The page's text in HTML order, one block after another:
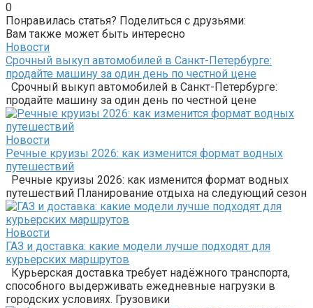
0
Понравилась статья? Поделиться с друзьями:
Вам также может быть интересно
Новости
Срочный выкуп автомобилей в Санкт-Петербурге:
продайте машину за один день по честной цене
Срочный выкуп автомобилей в Санкт-Петербурге:
продайте машину за один день по честной цене
Новости
Речные круизы 2026: как изменится формат водных
путешествий
Речные круизы 2026: как изменится формат водных
путешествий Планирование отдыха на следующий сезон
Новости
ГАЗ и доставка: какие модели лучше подходят для
курьерских маршрутов
Курьерская доставка требует надёжного транспорта,
способного выдерживать ежедневные нагрузки в
городских условиях. Грузовики